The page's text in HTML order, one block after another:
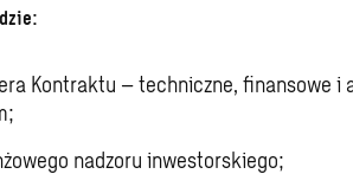
Kontraktu – techniczne, finansowe i
nadzoru inwestorskiego;